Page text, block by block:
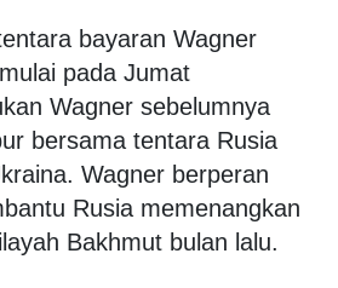
bayaran Wagner
pada Jumat
Wagner sebelumnya
bersama tentara Rusia
Wagner berperan
Rusia memenangkan
Bakhmut bulan lalu.